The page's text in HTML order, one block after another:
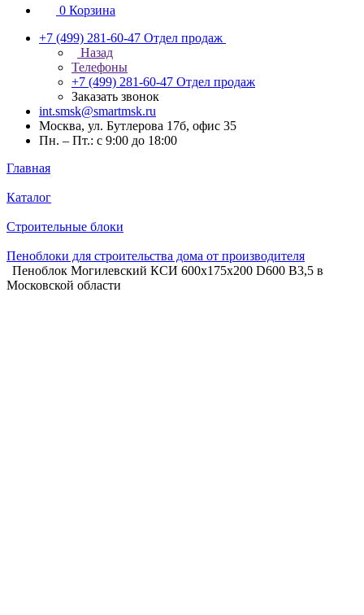
0 Корзина
+7 (499) 281-60-47 Отдел продаж
Назад
Телефоны
+7 (499) 281-60-47 Отдел продаж
Заказать звонок
int.smsk@smartmsk.ru
Москва, ул. Бутлерова 17б, офис 35
Пн. – Пт.: с 9:00 до 18:00
Главная
Каталог
Строительные блоки
Пеноблоки для строительства дома от производителя
Пеноблок Могилевский КСИ 600х175х200 D600 B3,5 в
Московской области